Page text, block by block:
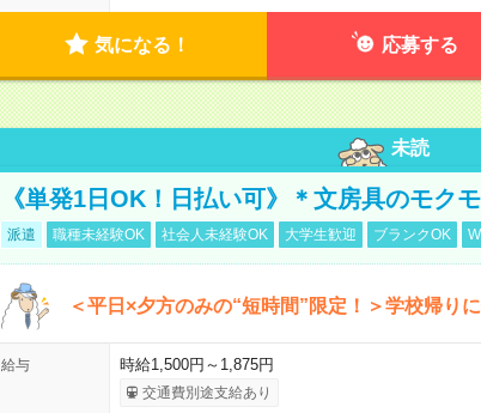
気になる！ 応募する
未読
《単発1日OK！日払い可》＊文房具のモク
派遣 職種未経験OK 社会人未経験OK 大学生歓迎 ブランクOK
＜平日×夕方のみの“短時間”限定！＞学校帰り
給与 時給1,500円～1,875円
交通費別途支給あり